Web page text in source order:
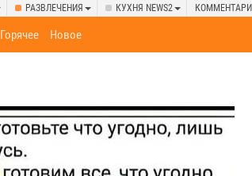
РАЗВЛЕЧЕНИЯ КУХНЯ NEWS2
Горячее Новое